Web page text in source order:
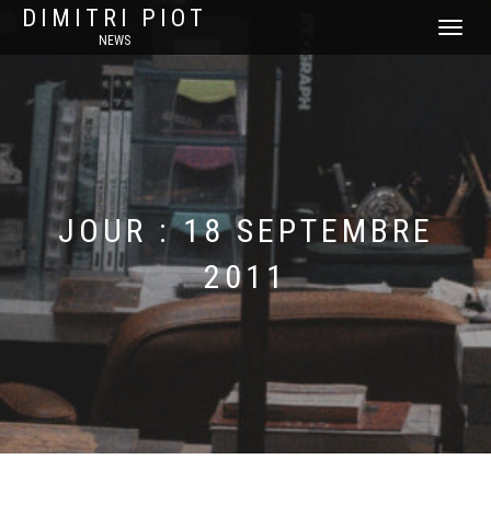
DIMITRI PIOT
NEWS
DÉPLIER
JOUR :18 SEPTEMBRE
2011